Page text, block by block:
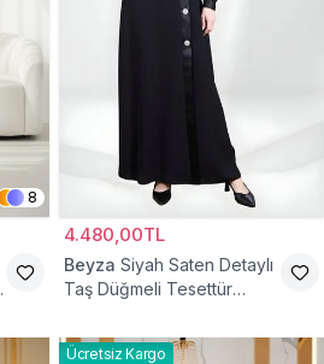
8
4.480,00TL
Beyza Siyah Saten Detaylı
Taş Düğmeli Tesettür
Ücretsiz Kargo